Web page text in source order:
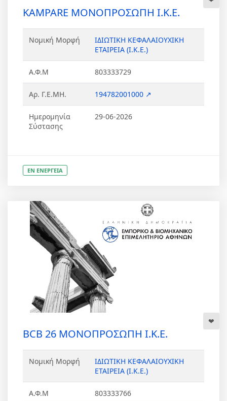
KAMPARE ΜΟΝΟΠΡΟΣΩΠΗ Ι.Κ.Ε.
Νομική Μορφή
ΙΔΙΩΤΙΚΗ ΚΕΦΑΛΑΙΟΥΧΙΚΗ
ΕΤΑΙΡΕΙΑ (Ι.Κ.Ε.)
Α.Φ.Μ 803333729
Αρ. Γ.Ε.ΜΗ. 194782001000 ↗
Ημερομηνία
Σύστασης
29-06-2026
ΕΝ ΕΝΕΡΓΕΙΑ
BCB 26 ΜΟΝΟΠΡΟΣΩΠΗ Ι.Κ.Ε.
Νομική Μορφή
ΙΔΙΩΤΙΚΗ ΚΕΦΑΛΑΙΟΥΧΙΚΗ
ΕΤΑΙΡΕΙΑ (Ι.Κ.Ε.)
Α.Φ.Μ 803333766